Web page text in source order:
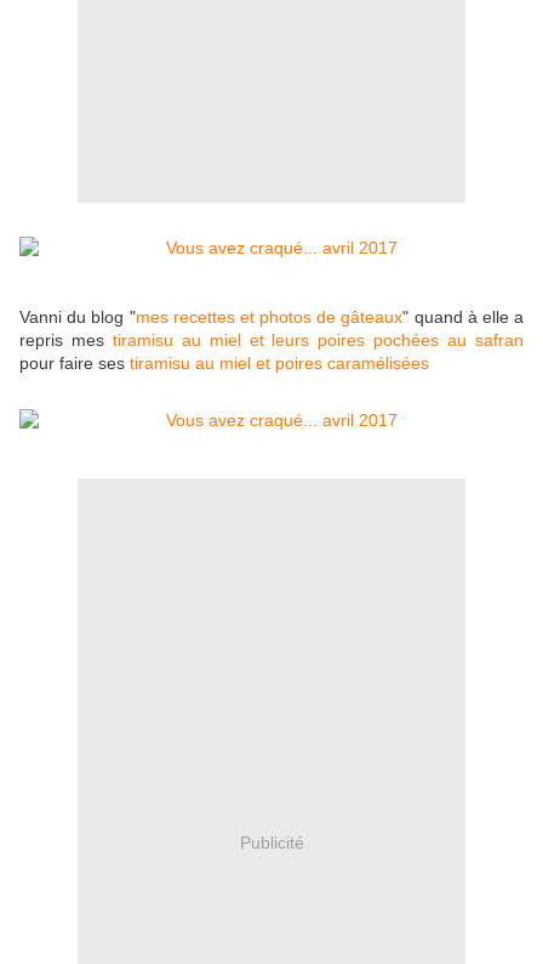
Vanni du blog "mes recettes et photos de gâteaux" quand à elle a
repris mes tiramisu au miel et leurs poires pochées au safran
pour faire ses tiramisu au miel et poires caramélisées
Publicité